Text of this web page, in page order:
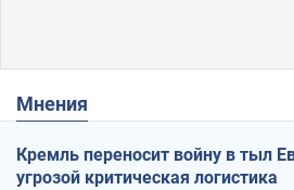
Мнения
Кремль переносит войну в тыл
угрозой критическая логистика